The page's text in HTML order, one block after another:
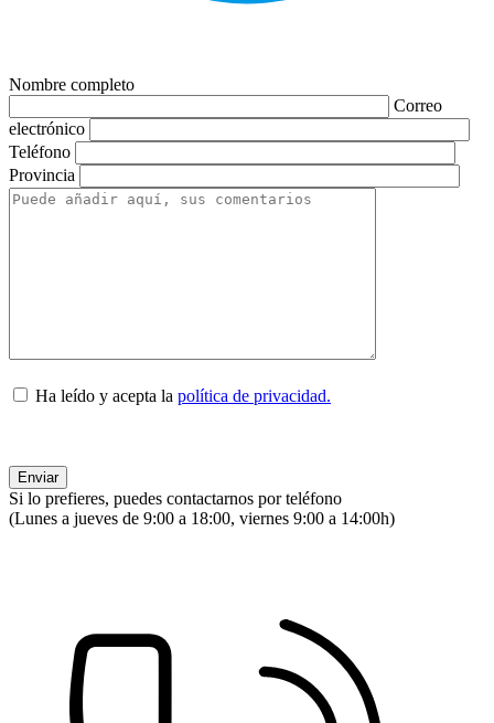
Nombre completo
Correo
electrónico
Teléfono
Provincia
Ha leído y acepta la política de privacidad.
Si lo prefieres, puedes contactarnos por teléfono
(Lunes a jueves de 9:00 a 18:00, viernes 9:00 a 14:00h)